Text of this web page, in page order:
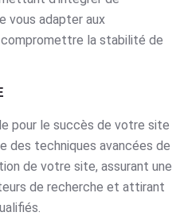
vous adapter aux
la stabilité de
pour le succès de votre site
des techniques avancées de
de votre site, assurant une
de recherche et attirant